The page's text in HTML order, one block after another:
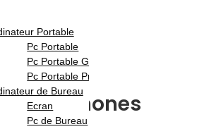
Téléphones
Portable
Pc Portable
Pc Portable Gamer
Pc Portable Pro
de Bureau
Ecran
Pc de Bureau